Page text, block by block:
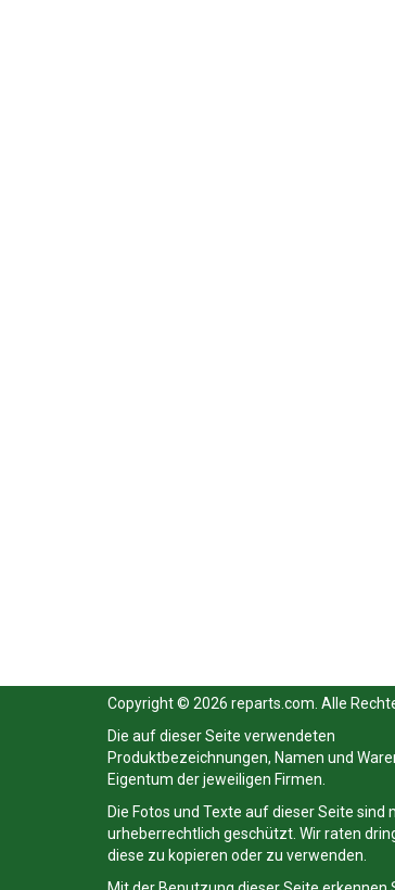
Copyright © 2026 reparts.com. Alle
Die auf dieser Seite verwendeten
Produktbezeichnungen, Namen und
Eigentum der jeweiligen Firmen.
Die Fotos und Texte auf dieser Seite sind
urheberrechtlich geschützt. Wir raten
diese zu kopieren oder zu verwenden.